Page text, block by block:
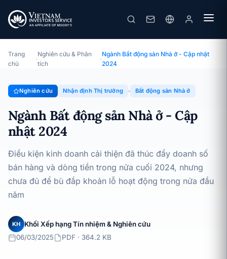
Ngành Bất động sản Nhà ở - Cập nhật 2024
Chuyên đề · Nhận định Thị trường · 06/03/2025
Trang
chủ
›
Nghiên cứu & Phân
tích
›
Ngành Bất động sản Nhà ở - Cập nhật
2024
Nghiên cứu Nhận định Thị trường Bất động sản Nhà ở
Ngành Bất động sản Nhà ở - Cập
nhật 2024
Điều kiện kinh doanh cải thiện đã thúc đẩy doanh số
bán hàng và dòng tiền trong nửa cuối 2024, nhưng
chưa đủ để bù đắp khoản lỗ hoạt động trong nửa đầu
năm
KH
Khối Xếp hạng Tín nhiệm & Nghiên cứu
06/03/2025
PDF · 364.2 KB